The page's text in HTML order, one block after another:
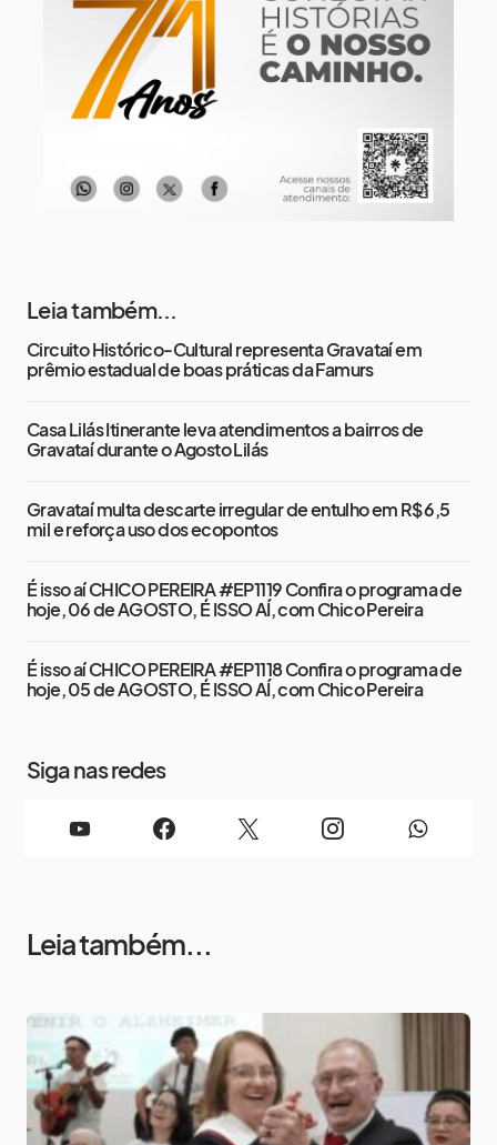
Sábado
16 de agosto
Domingo 18° 16°
Leia também...
Circuito Histórico-Cultural representa Gravataí em
prêmio estadual de boas práticas da Famurs
Casa Lilás Itinerante leva atendimentos a bairros de
Gravataí durante o Agosto Lilás
Gravataí multa descarte irregular de entulho em R$ 6,5
mil e reforça uso dos ecopontos
É isso aí CHICO PEREIRA #EP1119 Confira o programa de
hoje, 06 de AGOSTO, É ISSO AÍ, com Chico Pereira
É isso aí CHICO PEREIRA #EP1118 Confira o programa de
hoje, 05 de AGOSTO, É ISSO AÍ, com Chico Pereira
Siga nas redes
Leia também...